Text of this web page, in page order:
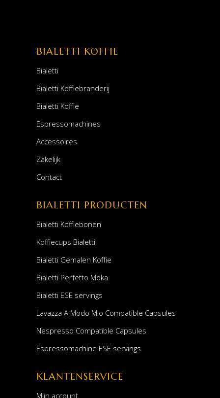
BIALETTI KOFFIE
Bialetti
Bialetti Koffiebranderij
Bialetti Koffie
Espressomachines
Accessoires
Zakelijk
Contact
BIALETTI PRODUCTEN
Bialetti Koffiebonen
Koffiecups Bialetti
Bialetti Gemalen Koffie
Bialetti Perfetto Moka
Bialetti ESE servings
Lavazza A Modo Mio Compatible Capsules
Nespresso Compatible Capsules
Espressomachine ESE servings
KLANTENSERVICE
Mijn account